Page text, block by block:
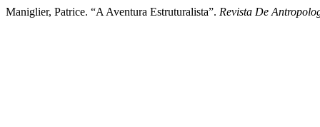
Maniglier, Patrice. “A Aventura Estruturalista”. Revista De